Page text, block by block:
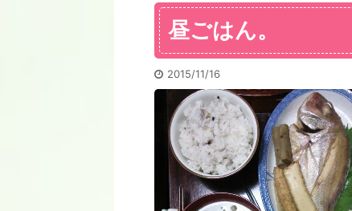
昼ごはん。
2015/11/16